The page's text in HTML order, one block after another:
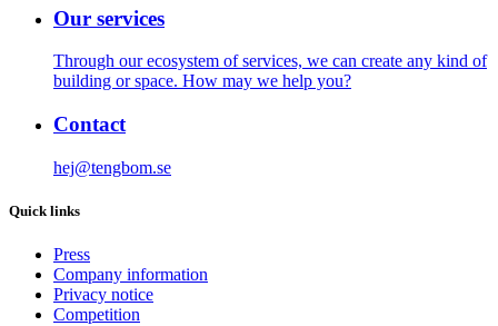
Our services
Through our ecosystem of services, we can create any kind of
building or space. How may we help you?
Contact
hej@tengbom.se
Quick links
Press
Company information
Privacy notice
Competition